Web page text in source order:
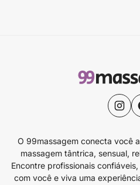
O 99massagem conecta você
massagem tântrica, sensual,
Encontre profissionais
com você e viva uma